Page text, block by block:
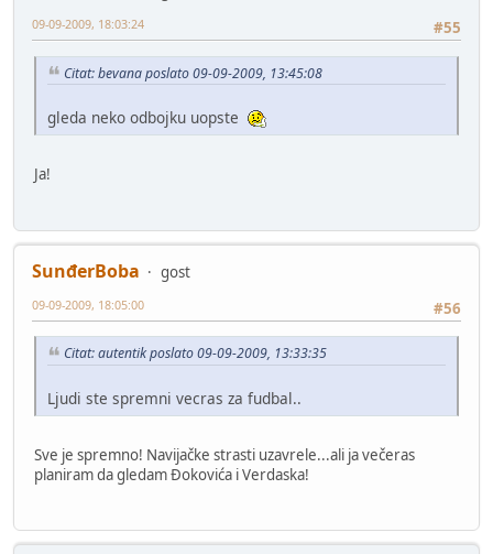
#55
09-09-2009, 18:03:24
Citat: bevana poslato 09-09-2009, 13:45:08
gleda neko odbojku uopste
Ja!
SunđerBoba
gost
#56
09-09-2009, 18:05:00
Citat: autentik poslato 09-09-2009, 13:33:35
Ljudi ste spremni vecras za fudbal..
Sve je spremno! Navijačke strasti uzavrele...ali ja večeras
planiram da gledam Đokovića i Verdaska!